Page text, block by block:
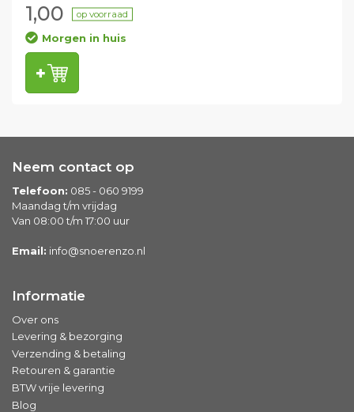
1,00 op voorraad
Morgen in huis
Neem contact op
Telefoon: 085 - 060 9199
Maandag t/m vrijdag
Van 08:00 t/m 17:00 uur
Email: info@snoerenzo.nl
Informatie
Over ons
Levering & bezorging
Verzending & betaling
Retouren & garantie
BTW vrije levering
Blog